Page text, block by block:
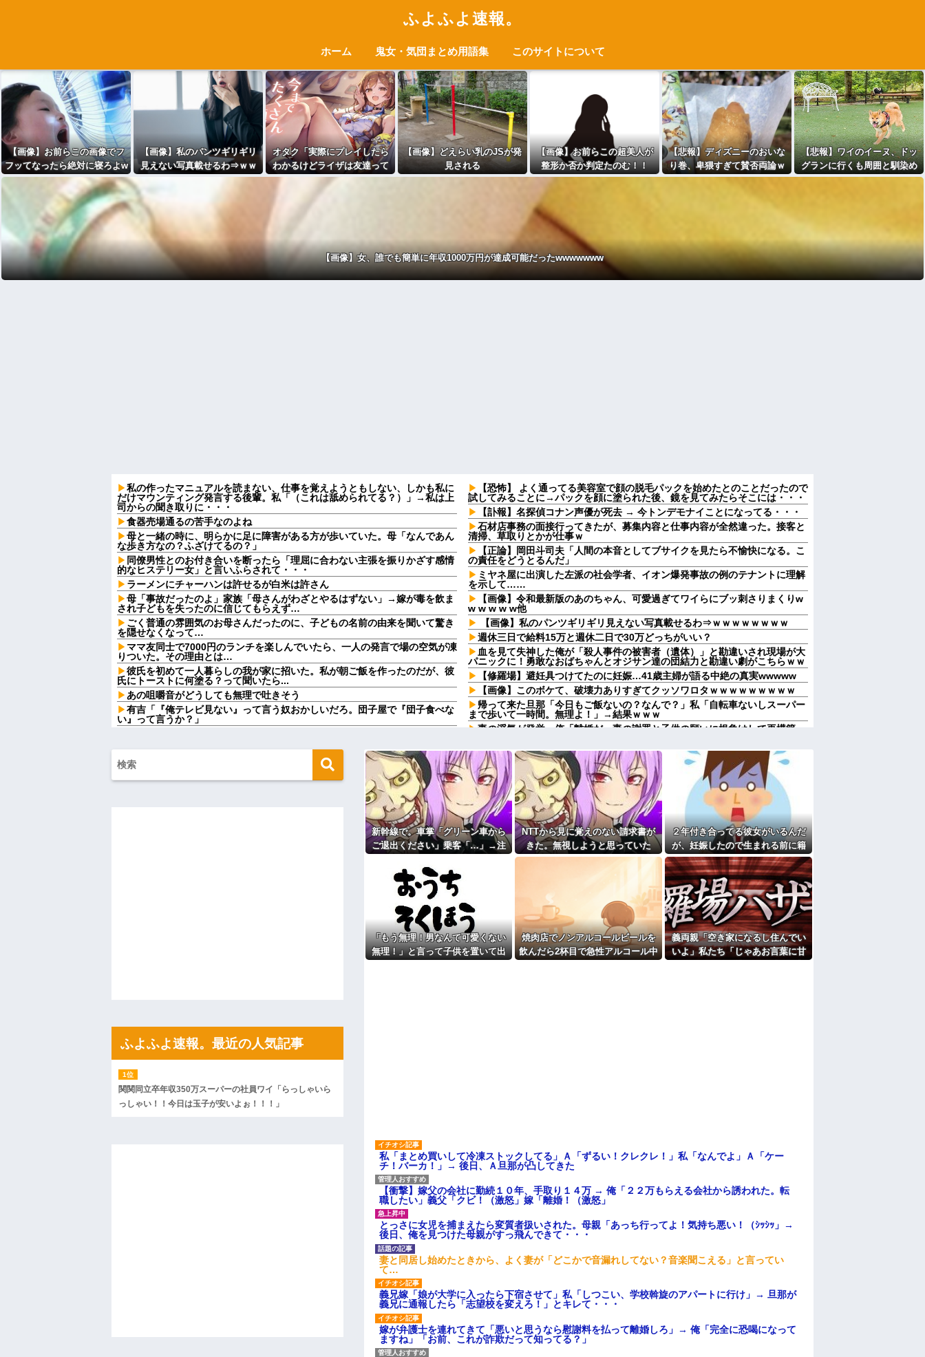
ふよふよ速報。
ホーム 鬼女・気団まとめ用語集 このサイトについて
【画像】お前らこの画像でフ
フッてなったら絶対に寝ろよw
wwwww
【画像】私のパンツギリギリ
見えない写真載せるわ⇒ｗｗ
オタク「実際にプレイしたら
わかるけどライザは友達って
感じで性的な目では見れない
ｗ」←これｗ
【画像】どえらい乳のJSが発
見される
【画像】お前らこの超美人が
整形か否か判定たのむ！！
【悲報】ディズニーのおいな
り巻、卑猥すぎて賛否両論ｗ
ｗｗｗｗｗｗｗ
【悲報】ワイのイーヌ、ドッ
グランに行くも周囲と馴染め
ず無言の帰宅
【画像】女、誰でも簡単に年収1000万円が達成可能だったwwwwwww
私の作ったマニュアルを読まない、仕事を覚えようともしない、しかも私に
だけマウンティング発言する後輩。私「（これは舐められてる？）」→私は上
司からの聞き取りに・・・
食器売場通るの苦手なのよね
母と一緒の時に、明らかに足に障害がある方が歩いていた。母「なんであん
な歩き方なの？ふざけてるの？」
同僚男性とのお付き合いを断ったら「理屈に合わない主張を振りかざす感情
的なヒステリー女」と言いふらされて・・・
ラーメンにチャーハンは許せるが白米は許さん
母「事故だったのよ」家族「母さんがわざとやるはずない」→嫁が毒を飲ま
され子どもを失ったのに信じてもらえず…
ごく普通の雰囲気のお母さんだったのに、子どもの名前の由来を聞いて驚き
を隠せなくなって…
ママ友同士で7000円のランチを楽しんでいたら、一人の発言で場の空気が凍
りついた。その理由とは…
彼氏を初めて一人暮らしの我が家に招いた。私が朝ご飯を作ったのだが、彼
氏にトーストに何塗る？って聞いたら...
あの咀嚼音がどうしても無理で吐きそう
有吉「『俺テレビ見ない』って言う奴おかしいだろ。団子屋で『団子食べな
い』って言うか？」
【緊急】お笑いジャングルポケット斉藤慎二被告に懲役7年の求刑←これ…
ジャップ「クリスマスお祝いした1週間後にみんなで神社行きます」←これ
【画像】令和最新版のあのちゃん、可愛過ぎてワイらにブッ刺さりまくりw
新幹線で。車掌「グリーン車からご退出ください」乗客「…」→注意されて
も動かない乗客を見ていたら、その直後まさかの展開に…
自杀殳するための道中で露出狂に出会った。自分でもよく分からないけどソ
イツの腕をしっかり掴んで境遇を泣きながら話した。すると露出狂は…
NTTから見に覚えのない請求書がきた。無視しようと思っていたら、とんで
ハードオフに売っていた4万4000円のフィギュアがヤバすぎるｗｗｗｗｗｗ
私「ちょっと、人の家の金庫触らないでよ！」キチママ『そこに金庫があっ
たから、開けてみようとしただけ☆』義兄「泥は出てけ！二度と来るな！」結
私「初めて飲む味だけどなんのお茶？」彼「ちっ！」私「」
後続車にクラクションを鳴らされ彼氏が逆切れ。「何クラクション鳴らして
百年の恋12-899 食べた量を張り合ってくる
【悲報】佐藤輝明・・・２軍でも盛大にやらかす←あまり悲しませないでく
れ
【恐怖】 よく通ってる美容室で顔の脱毛パックを始めたとのことだったので
試してみることに→パックを顔に塗られた後、鏡を見てみたらそこには・・・
【訃報】名探偵コナン声優が死去 → 今トンデモナイことになってる・・・
石材店事務の面接行ってきたが、募集内容と仕事内容が全然違った。接客と
清掃、草取りとかが仕事ｗ
【正論】岡田斗司夫「人間の本音としてブサイクを見たら不愉快になる。こ
の責任をどうとるんだ」
ミヤネ屋に出演した左派の社会学者、イオン爆発事故の例のテナントに理解
を示して……
【画像】令和最新版のあのちゃん、可愛過ぎてワイらにブッ刺さりまくりw
w w w w w他
【画像】私のパンツギリギリ見えない写真載せるわ⇒ｗｗｗｗｗｗｗｗ
週休三日で給料15万と週休二日で30万どっちがいい？
血を見て失神した俺が「殺人事件の被害者（遺体）」と勘違いされ現場が大
パニックに！勇敢なおばちゃんとオジサン達の団結力と勘違い劇がこちらｗｗ
【修羅場】避妊具つけてたのに妊娠…41歳主婦が語る中絶の真実wwwww
【画像】このボケて、破壊力ありすぎてクッソワロタｗｗｗｗｗｗｗｗｗ
帰って来た旦那「今日もご飯ないの？なんで？」私「自転車ないしスーパー
まで歩いて一時間。無理よ！」→結果ｗｗｗ
妻の浮氣が発覚。俺「離婚だ」妻の謝罪と子供の願いに根負けして再構築
不倫相手(男)が「自分の下半身の画像」を私のスマホに送信してきた
コトメの結婚式で、知らない間にお祝いの歌を弾き語りする事になってた
旦那の同僚女が旦那の元カノ。なのにしょっちゅうペアで仕事してて遅くま
で残業したり二人で出張に行ったり。なんで「今度の出張は一人で行く」って
嘘つくのかな
休んだ翌日、先輩パートに申し送りあるかと確認したらいきなりキレられ
た。このパートの性格悪くないか？
【速報】専門家「イオンモール熊本の爆心地に”こんなもの”があったんだけ
24歳の嫁に性的な魅力を感じなくなったので離婚したい件
新幹線で。車掌「グリーン車から
ご退出ください」乗客「…」→注
たら、その直後まさかの展開に…
NTTから見に覚えのない請求書が
きた。無視しようと思っていた
ら、とんでもない事実が判明し
２年付き合ってる彼女がいるんだ
が、妊娠したので生まれる前に籍
を入れたいと言われた。俺は種が
ほぼ無いはずなのに...
「もう無理！男なんて可愛くない
無理！」と言って子供を置いて出
焼肉店でノンアルコールビールを
飲んだら2杯目で急性アルコール中
義両親「空き家になるし住んでい
いよ」私たち「じゃあお言葉に甘
私「まとめ買いして冷凍ストックしてる」Ａ「ずるい！クレクレ！」私「なんでよ」Ａ「ケー
チ！バーカ！」→ 後日、Ａ旦那が凸してきた
【衝撃】嫁父の会社に勤続１０年、手取り１４万 → 俺「２２万もらえる会社から誘われた。転
職したい」義父「クビ！（激怒」嫁「離婚！（激怒」
とっさに女児を捕まえたら変質者扱いされた。母親「あっち行ってよ！気持ち悪い！（ｼｯｼｯ」→
後日、俺を見つけた母親がすっ飛んできて・・・
妻と同居し始めたときから、よく妻が「どこかで音漏れしてない？音楽聞こえる」と言ってい
て…
義兄嫁「娘が大学に入ったら下宿させて」私「しつこい、学校斡旋のアパートに行け」→ 旦那が
義兄に通報したら「志望校を変えろ！」とキレて・・・
嫁が弁護士を連れてきて「悪いと思うなら慰謝料を払って離婚しろ」→ 俺「完全に恐喝になって
ますね」「お前、これが詐欺だって知ってる？」
ふよふよ速報。最近の人気記事
関関同立卒年収350万スーパーの社員ワイ「らっしゃいら
っしゃい！！今日は玉子が安いよぉ！！！」